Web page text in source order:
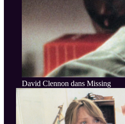
David Clennon dans Missing